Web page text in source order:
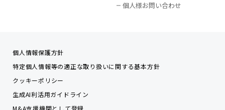
個人様お問い合わせ
個人情報保護方針
特定個人情報等の適正な取り扱いに関する基本方針
クッキーポリシー
生成AI利活用ガイドライン
M&A支援機関として登録